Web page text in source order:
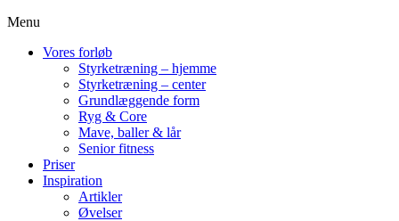
Menu
Vores forløb
Styrketræning – hjemme
Styrketræning – center
Grundlæggende form
Ryg & Core
Mave, baller & lår
Senior fitness
Priser
Inspiration
Artikler
Øvelser